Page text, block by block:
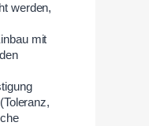
werden,
mit